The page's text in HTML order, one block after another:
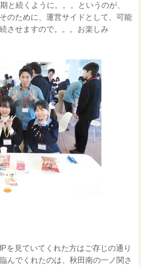
と続くように。。。というのが、
のために、運営サイドとして、可能
させますので。。。お楽しみ
見ていてくれた方はご存じの通り
んでくれたのは、秋田南の一ノ関さ